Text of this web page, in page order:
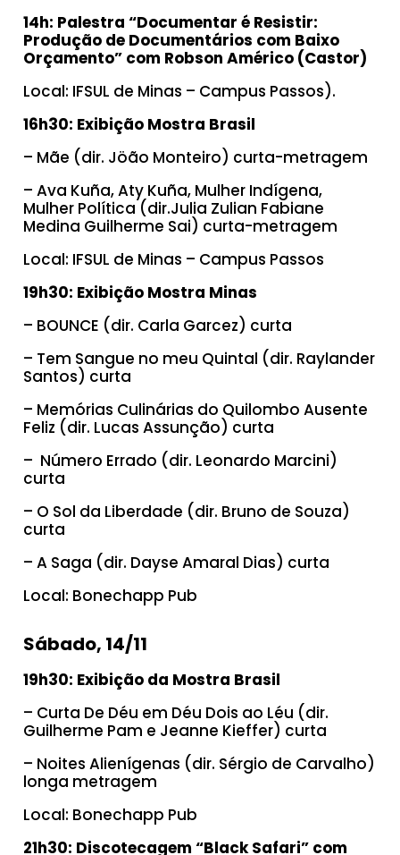
14h: Palestra “Documentar é Resistir:
Produção de Documentários com Baixo
Orçamento” com Robson Américo (Castor)
Local: IFSUL de Minas – Campus Passos).
16h30: Exibição Mostra Brasil
– Mãe (dir. Jöão Monteiro) curta-metragem
– Ava Kuña, Aty Kuña, Mulher Indígena,
Mulher Política (dir.Julia Zulian Fabiane
Medina Guilherme Sai) curta-metragem
Local: IFSUL de Minas – Campus Passos
19h30: Exibição Mostra Minas
– BOUNCE (dir. Carla Garcez) curta
– Tem Sangue no meu Quintal (dir. Raylander
Santos) curta
– Memórias Culinárias do Quilombo Ausente
Feliz (dir. Lucas Assunção) curta
– Número Errado (dir. Leonardo Marcini)
curta
– O Sol da Liberdade (dir. Bruno de Souza)
curta
– A Saga (dir. Dayse Amaral Dias) curta
Local: Bonechapp Pub
Sábado, 14/11
19h30: Exibição da Mostra Brasil
– Curta De Déu em Déu Dois ao Léu (dir.
Guilherme Pam e Jeanne Kieffer) curta
– Noites Alienígenas (dir. Sérgio de Carvalho)
longa metragem
Local: Bonechapp Pub
21h30: Discotecagem “Black Safari” com